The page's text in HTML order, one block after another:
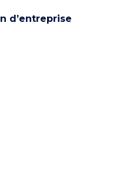
d’entreprise